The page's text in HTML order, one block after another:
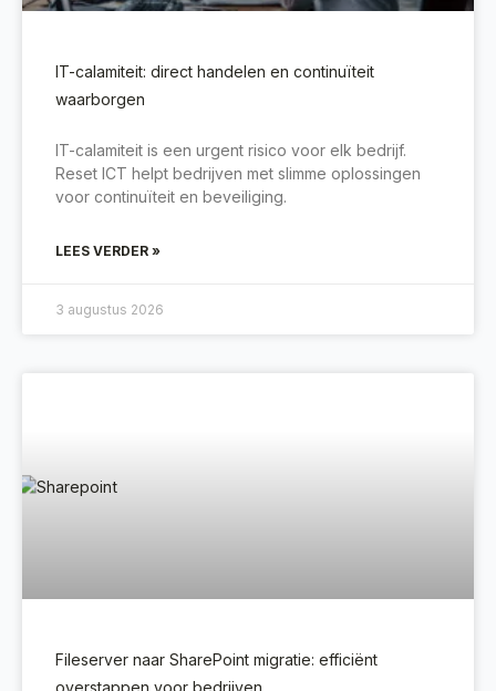
IT-calamiteit: direct handelen en continuïteit
waarborgen
IT-calamiteit is een urgent risico voor elk bedrijf.
Reset ICT helpt bedrijven met slimme oplossingen
voor continuïteit en beveiliging.
LEES VERDER »
3 augustus 2026
Fileserver naar SharePoint migratie: efficiënt
overstappen voor bedrijven